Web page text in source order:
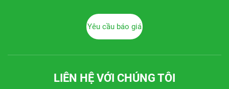
Yêu cầu báo giá
LIÊN HỆ VỚI CHÚNG TÔI